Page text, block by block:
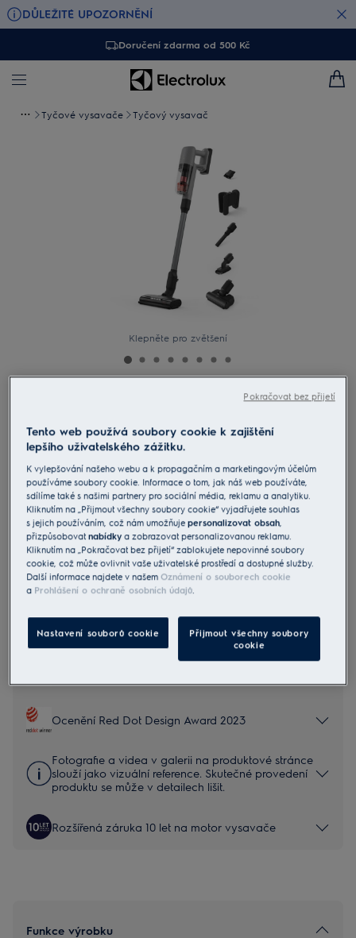
DŮLEŽITÉ UPOZORNĚNÍ
Doručení zdarma od 500 Kč
Tyčové vysavače Tyčový vysavač
Klepněte pro zvětšení
4.8 (3485)
Benefity
Výkonný a lehký tyčový vysavač řady 700 zaručuje přesvědčivé
výsledky.
Kompaktní a ultalehký pro účinné čištění všech povrchů
Vysoký sací výkon jedním tahem zajistí dokonale čistou podlahu.
nařízení EU 2023/988 jsou uvedeny v uživatelské příručce.
Pro bezpečné používání výrobku si přečtěte celý návod k
použití.
Ocenění Red Dot Design Award 2023
Fotografie a videa v galerii na produktové stránce
slouží jako vizuální reference. Skutečné provedení
produktu se může v detailech lišit.
Rozšířená záruka 10 let na motor vysavače
Funkce výrobku
Tento web používá soubory cookie k zajištění
lepšího uživatelského zážitku.
K vylepšování našeho webu a k propagačním a marketingovým účelům
používáme soubory cookie. Informace o tom, jak náš web používáte,
sdílíme také s našimi partnery pro sociální média, reklamu a analytiku.
Kliknutím na „Přijmout všechny soubory cookie“ vyjadřujete souhlas
s jejich používáním, což nám umožňujepersonalizovat obsah,
přizpůsobovatnabídky a zobrazovat personalizovanou reklamu.
Kliknutím na „Pokračovat bez přijetí“ zablokujete nepovinné soubory
cookie, což může ovlivnit vaše uživatelské prostředí a dostupné služby.
Další informace najdete v našemOznámení o souborech cookie
a Prohlášení o ochraně osobních údajů.
Nastavení souborů cookie
Přijmout všechny soubory
cookie
Pokračovat bez přijetí